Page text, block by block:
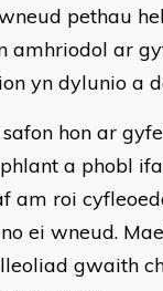
pethau
amhriodol ar
yn dylunio a
safon hon ar
a phobl
am roi
ei wneud.
gwaith